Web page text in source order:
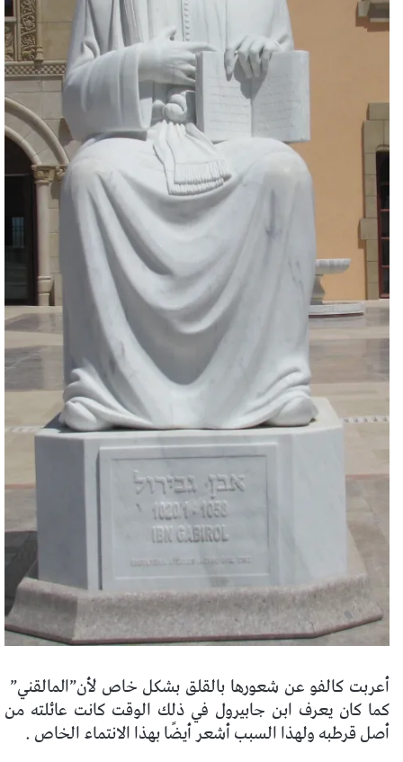
أعربت كالفو عن شعورها بالقلق بشكل خاص لأن”المالقني”
كما كان يعرف ابن جابيرول في ذلك الوقت كانت عائلته من
أصل قرطبه ولهذا السبب أشعر أيضًا بهذا الانتماء الخاص .